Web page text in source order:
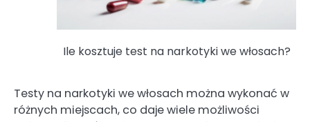
Ile kosztuje test na narkotyki we włosach?
Testy na narkotyki we włosach można wykonać w
różnych miejscach, co daje wiele możliwości